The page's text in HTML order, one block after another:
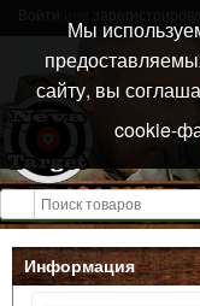
Открыть меню
Информация
Мы
сайту, вы
cookie-